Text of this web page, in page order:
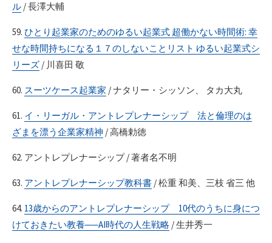
ル / 長澤大輔
59. ひとり起業家のためのゆるい起業式 超働かない時間術: 幸
せな時間持ちになる１７のしないことリスト ゆるい起業式シ
リーズ / 川喜田 敬
60. スーツケース起業家 / ナタリー・シッソン、 タカ大丸
61. イ・リーガル・アントレプレナーシップ 法と倫理のは
ざまを漂う企業家精神 / 高橋勅徳
62. アントレプレナーシップ / 著者名不明
63. アントレプレナーシップ教科書 / 松重 和美、三枝 省三 他
64. 13歳からのアントレプレナーシップ 10代のうちに身につ
けておきたい教養──AI時代の人生戦略 / 生井秀一